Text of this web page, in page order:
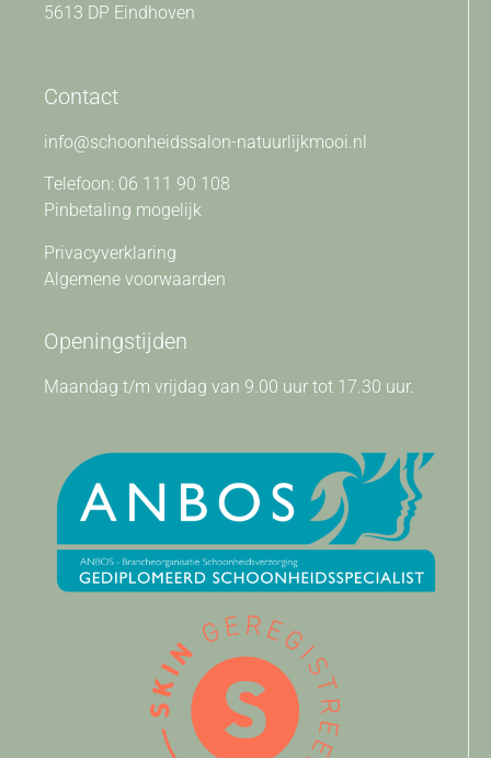
5613 DP Eindhoven
Contact
info@schoonheidssalon-natuurlijkmooi.nl
Telefoon: 06 111 90 108
Pinbetaling mogelijk
Privacyverklaring
Algemene voorwaarden
Openingstijden
Maandag t/m vrijdag van 9.00 uur tot 17.30 uur.